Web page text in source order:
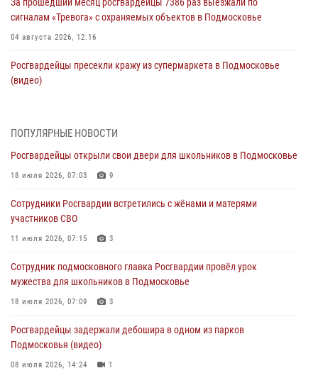
сигналам «Тревога» с охраняемых объектов в Подмосковье
04 августа 2026, 12:16
Росгвардейцы пресекли кражу из супермаркета в Подмосковье
(видео)
Росгвардейцы пресекли кражу сантехники, совершённую
03 августа 2026, 14:57
крупную сумму в Подмосковье
31 июля 2026, 14:00
действиях в Подмосковье (видео)
31 июля 2026, 09:30
(видео)
30 июля 2026, 08:10
ПОПУЛЯРНЫЕ НОВОСТИ
Росгвардейцы открыли свои двери для школьников в Подмосковье
18 июля 2026, 07:03 9
Сотрудники Росгвардии встретились с жёнами и матерями
участников СВО
11 июля 2026, 07:15 3
Сотрудник подмосковного главка Росгвардии провёл урок
мужества для школьников в Подмосковье
18 июля 2026, 07:09 3
Росгвардейцы задержали дебошира в одном из парков
Подмосковья (видео)
08 июля 2026, 14:24 1